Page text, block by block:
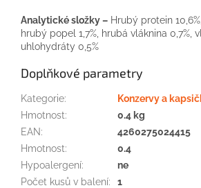
Analytické složky – Hrubý protein
hrubý popel 1,7%, hrubá vláknina 0,7%,
uhlohydráty 0,5%
Doplňkové parametry
Kategorie:
Konzervy a
Hmotnost:
0.4 kg
EAN:
4260275024415
Hmotnost:
0.4
Hypoalergení:
ne
Počet kusů v balení:
1